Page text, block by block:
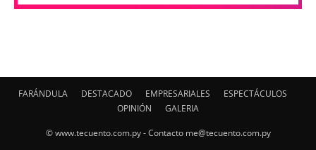
FARÁNDULA DESTACADO EMPRESARIALES
ESPECTÁCULOS
OPINIÓN
GALERIA
© www.tecuento.com.py - Contacto me@tecuento.com.py